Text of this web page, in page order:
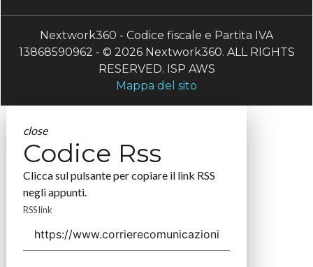
Nextwork360 - Codice fiscale e Partita IVA
13868590962 - © 2026 Nextwork360. ALL RIGHTS
RESERVED. ISP AWS
Mappa del sito
close
Codice Rss
Clicca sul pulsante per copiare il link RSS
negli appunti.
RSS link